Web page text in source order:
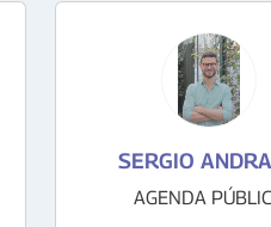
SERGIO
AGENDA